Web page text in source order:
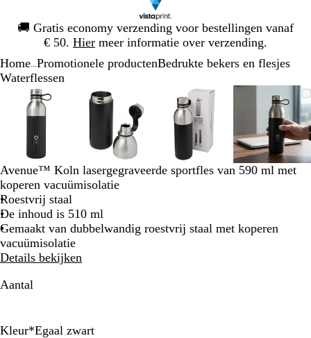
🚚 Gratis economy verzending voor bestellingen vanaf
€ 50. Hier meer informatie over verzending.
1
Home Promotionele productenBedrukte bekers en flesjes
Waterflessen
Zoombare
afbeelding
Gezoomd
tot
Klik
om
Gebruik
plus-
mintoetsen
te
zoomen
en
pijltjestoetsen
om
te
zwenken
afbeelding
tot
minimum
om
uit
te
vouwen
plus-
en
mintoetsen
om
te
zoomen
om
Zoombare
afbeelding
Gezoomd
tot
minimum
Klik
om
uit
te
vouwen
Gebruik
plus-
en
mintoetsen
om
te
om
tot
Klik
om
uit
te
vouwen
plus-
en
om
te
Avenue™ Koln lasergegraveerde sportfles van 590 ml met
koperen vacuümisolatie
Roestvrij staal
De inhoud is 510 ml
Gemaakt van dubbelwandig roestvrij staal met koperen
vacuümisolatie
Details bekijken
Aantal
Kleur*Egaal zwart